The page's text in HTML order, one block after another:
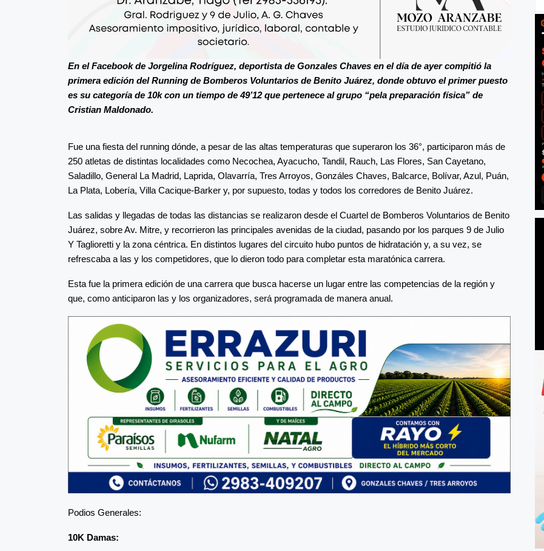
En el Facebook de Jorgelina Rodríguez, deportista de Gonzales Chaves en el día de ayer compitió la
primera edición del Running de Bomberos Voluntarios de Benito Juárez, donde obtuvo el primer puesto
es su categoría de 10k con un tiempo de 49’12 que pertenece al grupo “pela preparación física” de
Cristian Maldonado.
Fue una fiesta del running dónde, a pesar de las altas temperaturas que superaron los 36°, participaron más de
250 atletas de distintas localidades como Necochea, Ayacucho, Tandil, Rauch, Las Flores, San Cayetano,
Saladillo, General La Madrid, Laprida, Olavarría, Tres Arroyos, Gonzáles Chaves, Balcarce, Bolívar, Azul, Puán,
La Plata, Lobería, Villa Cacique-Barker y, por supuesto, todas y todos los corredores de Benito Juárez.
Las salidas y llegadas de todas las distancias se realizaron desde el Cuartel de Bomberos Voluntarios de Benito
Juárez, sobre Av. Mitre, y recorrieron las principales avenidas de la ciudad, pasando por los parques 9 de Julio
Y Taglioretti y la zona céntrica. En distintos lugares del circuito hubo puntos de hidratación y, a su vez, se
refrescaba a las y los competidores, que lo dieron todo para completar esta maratónica carrera.
Esta fue la primera edición de una carrera que busca hacerse un lugar entre las competencias de la región y
que, como anticiparon las y los organizadores, será programada de manera anual.
Podios Generales:
10K Damas: